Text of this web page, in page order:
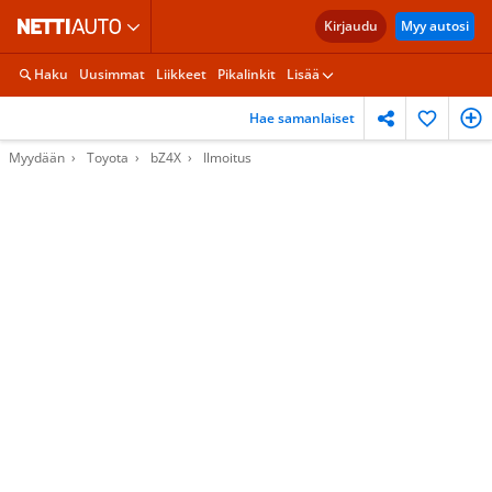
Kirjaudu Myy autosi
Haku Uusimmat Liikkeet Pikalinkit Lisää
Hae samanlaiset
Myydään Toyota bZ4X Ilmoitus